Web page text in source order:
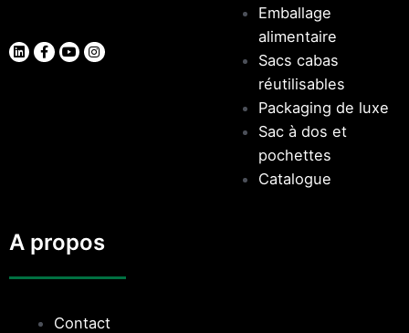
Emballage
alimentaire
Sacs cabas
réutilisables
Packaging de luxe
Sac à dos et
pochettes
Catalogue
A propos
Contact